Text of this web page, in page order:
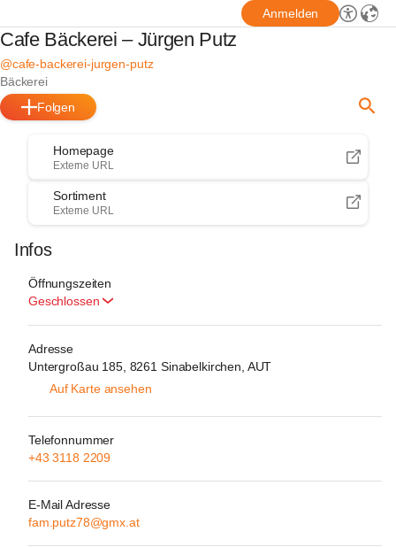
Anmelden
Cafe Bäckerei – Jürgen Putz
@cafe-backerei-jurgen-putz
Bäckerei
Folgen
Homepage
Externe URL
Sortiment
Externe URL
Infos
Öffnungszeiten
Geschlossen
Adresse
Untergroßau 185, 8261 Sinabelkirchen, AUT
Auf Karte ansehen
Telefonnummer
+43 3118 2209
E-Mail Adresse
fam.putz78@gmx.at